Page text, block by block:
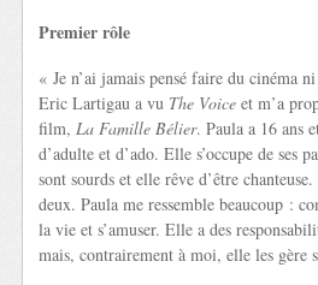
Premier rôle
« Je n’ai jamais pensé faire du cinéma
Eric Lartigau a vu The Voice et m’a
film, La Famille Bélier. Paula a 16 ans
d’adulte et d’ado. Elle s’occupe de ses
sont sourds et elle rêve d’être
deux. Paula me ressemble beaucoup :
la vie et s’amuser. Elle a des
mais, contrairement à moi, elle les gère